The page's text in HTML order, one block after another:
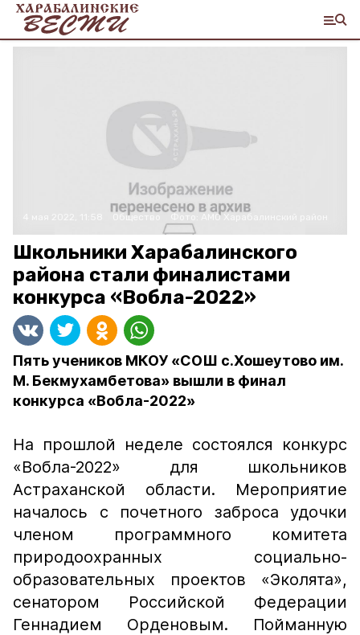
Общество АМО Харабалинский район
Школьники Харабалинского
района стали финалистами
конкурса «Вобла-2022»
Пять учеников МКОУ «СОШ с.Хошеутово им.
М. Бекмухамбетова» вышли в финал
конкурса «Вобла-2022»
На прошлой неделе состоялся конкурс
«Вобла-2022» для школьников
Астраханской области. Мероприятие
началось с почетного заброса удочки
членом программного комитета
природоохранных социально-
образовательных проектов «Эколята»,
сенатором Российской Федерации
Геннадием Орденовым. Пойманную